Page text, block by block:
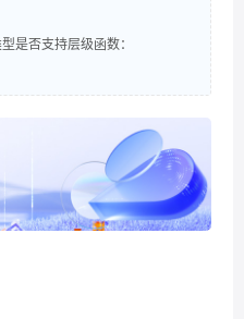
是否支持层级函数：